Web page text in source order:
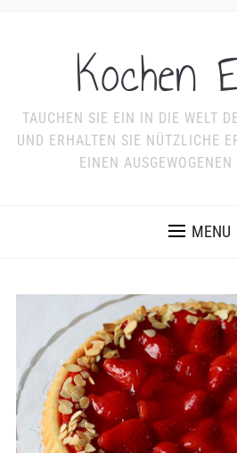
Kochen
TAUCHEN SIE EIN IN DIE WELT
UND ERHALTEN SIE NÜTZLICHE
EINEN
MENU